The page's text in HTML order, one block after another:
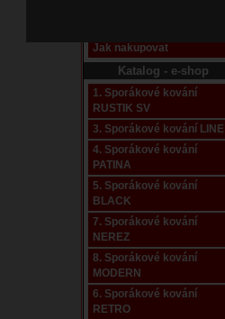
Jak nakupovat
Katalog - e-shop
1. Sporákové kování
RUSTIK SV
3. Sporákové kování LINE
4. Sporákové kování
PATINA
5. Sporákové kování
BLACK
7. Sporákové kování
NEREZ
8. Sporákové kování
MODERN
6. Sporákové kování
RETRO